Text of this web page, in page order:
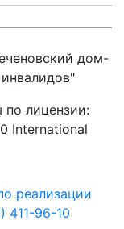
дом-
по лицензии:
International
реализации
411-96-10